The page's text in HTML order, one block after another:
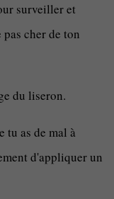
surveiller et
cher de ton
du liseron.
tu as de mal à
d'appliquer un